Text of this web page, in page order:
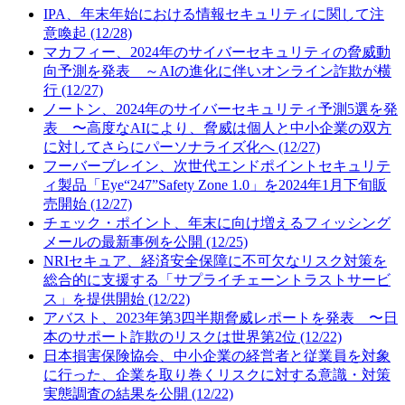
IPA、年末年始における情報セキュリティに関して注
意喚起 (12/28)
マカフィー、2024年のサイバーセキュリティの脅威動
向予測を発表 ～AIの進化に伴いオンライン詐欺が横
行 (12/27)
ノートン、2024年のサイバーセキュリティ予測5選を発
表 〜高度なAIにより、脅威は個人と中小企業の双方
に対してさらにパーソナライズ化へ (12/27)
フーバーブレイン、次世代エンドポイントセキュリテ
ィ製品「Eye“247”Safety Zone 1.0」を2024年1月下旬販
売開始 (12/27)
チェック・ポイント、年末に向け増えるフィッシング
メールの最新事例を公開 (12/25)
NRIセキュア、経済安全保障に不可欠なリスク対策を
総合的に支援する「サプライチェーントラストサービ
ス」を提供開始 (12/22)
アバスト、2023年第3四半期脅威レポートを発表 〜日
本のサポート詐欺のリスクは世界第2位 (12/22)
日本損害保険協会、中小企業の経営者と従業員を対象
に行った、企業を取り巻くリスクに対する意識・対策
実態調査の結果を公開 (12/22)